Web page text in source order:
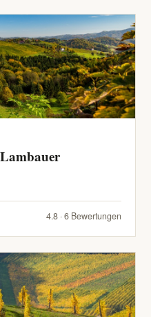
4.8 · 6 Bewertungen